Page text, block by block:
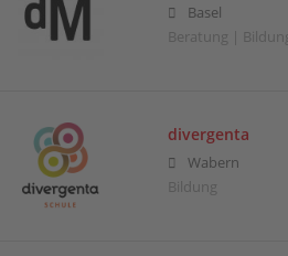
Basel
Beratung |
divergenta
Wabern
Bildung